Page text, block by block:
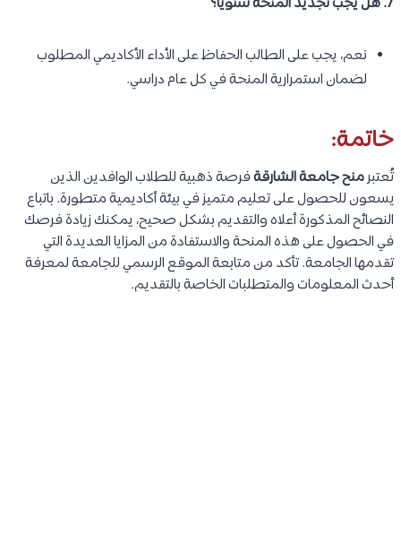
7. هل يجب تجديد المنحة سنويًا؟
نعم، يجب على الطالب الحفاظ على الأداء الأكاديمي المطلوب
لضمان استمرارية المنحة في كل عام دراسي.
خاتمة:
تُعتبرمنح جامعة الشارقةفرصة ذهبية للطلاب الوافدين الذين
يسعون للحصول على تعليم متميز في بيئة أكاديمية متطورة. باتباع
النصائح المذكورة أعلاه والتقديم بشكل صحيح، يمكنك زيادة فرصك
في الحصول على هذه المنحة والاستفادة من المزايا العديدة التي
تقدمها الجامعة. تأكد من متابعة الموقع الرسمي للجامعة لمعرفة
أحدث المعلومات والمتطلبات الخاصة بالتقديم.